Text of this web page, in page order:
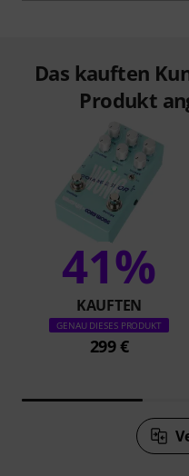
Das kauften
Produkt
41%
KAUFTEN
GENAU DIESES PRODUKT
299 €